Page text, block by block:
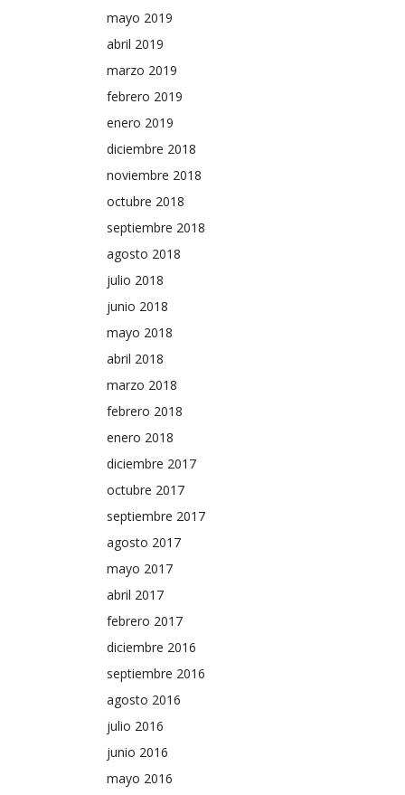
mayo 2019
abril 2019
marzo 2019
febrero 2019
enero 2019
diciembre 2018
noviembre 2018
octubre 2018
septiembre 2018
agosto 2018
julio 2018
junio 2018
mayo 2018
abril 2018
marzo 2018
febrero 2018
enero 2018
diciembre 2017
octubre 2017
septiembre 2017
agosto 2017
mayo 2017
abril 2017
febrero 2017
diciembre 2016
septiembre 2016
agosto 2016
julio 2016
junio 2016
mayo 2016